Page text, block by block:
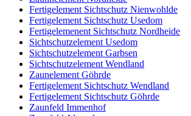
Fertigelement Sichtschutz Nienwohlde
Fertigelement Sichtschutz Usedom
Fertigelemenent Sichtschutz Nordheide
Sichtschutzelement Usedom
Sichtschutzelement Garbsen
Sichtschutzelement Wendland
Zaunelement Göhrde
Fertigelement Sichtschutz Wendland
Fertigelement Sichtschutz Göhrde
Zaunfeld Immenhof